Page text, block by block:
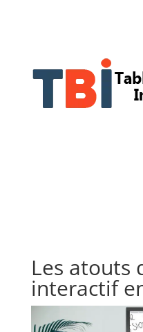
Les atouts
interactif